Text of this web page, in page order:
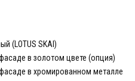
(LOTUS SKAI)
в золотом цвете (опция)
в хромированном металле